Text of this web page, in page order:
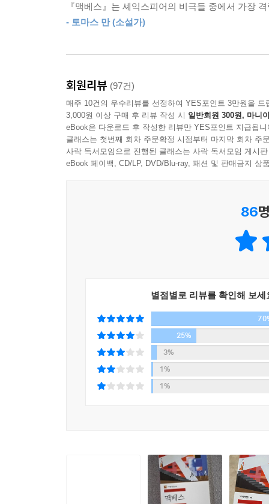
『맥베스』는 셰익스피어의 비극들 중에서 가장
- 토마스 만 (소설가)
회원리뷰 (97건)
매주 10건의 우수리뷰를 선정하여 YES포인트 3만원을 드
3,000원 이상 구매 후 리뷰 작성 시 일반회원 300원, 마니
eBook은 다운로드 후 작성한 리뷰만 YES포인트 지급됩니
클래스는 첫번째 회차 주문확정 시점부터 마지막 회차 주
사락 독서모임으로 진행된 클래스는 사락 독서모임 게시
eBook 페이백, CD/LP, DVD/Blu-ray, 패션 및 판매금지 상
86
별점별로 리뷰를 확인해 보세
25%
3%
1%
1%